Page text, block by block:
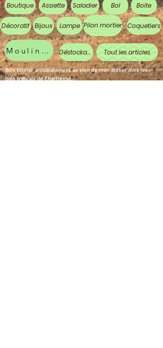
Boutique Assiette Saladier Bol Boite
Décoratif Bijoux Lampe Pilon mortier Coquetiers
Moulin à poivre Déstockage Tout les articles
Bois tourné artisanalement au sien de mon atelier avec les
bois français de Chartreuse.